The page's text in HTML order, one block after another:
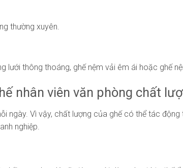
thường xuyên.
lưới thông thoáng, ghế nệm vải êm ái hoặc ghế
nhân viên văn phòng chất
ngày. Vì vậy, chất lượng của ghế có thể tác
nghiệp.